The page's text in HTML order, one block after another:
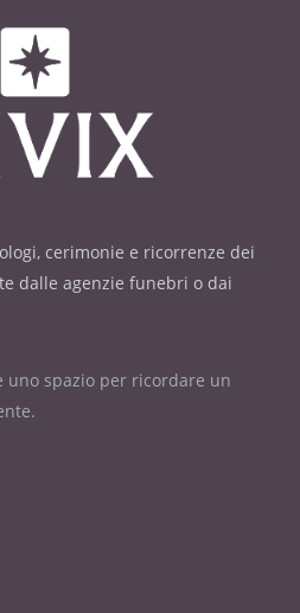
cerimonie e ricorrenze dei
dalle agenzie funebri o dai
spazio per ricordare un